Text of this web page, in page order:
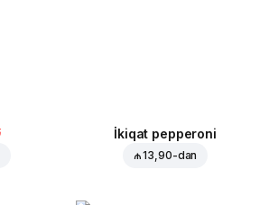
İkiqat pepperoni
₼ 13,90-dan